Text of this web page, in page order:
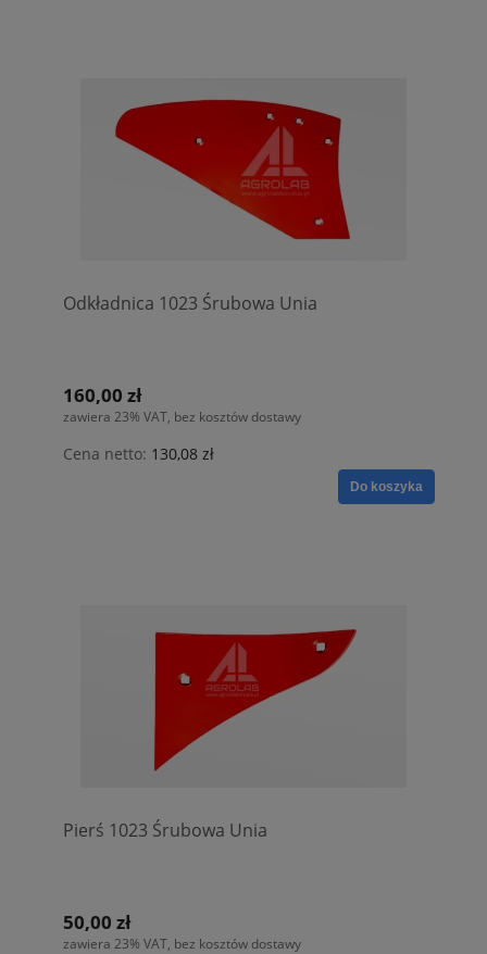
Odkładnica 1023 Śrubowa Unia
160,00 zł
zawiera 23% VAT, bez kosztów dostawy
Cena netto: 130,08 zł
Do koszyka
Pierś 1023 Śrubowa Unia
50,00 zł
zawiera 23% VAT, bez kosztów dostawy